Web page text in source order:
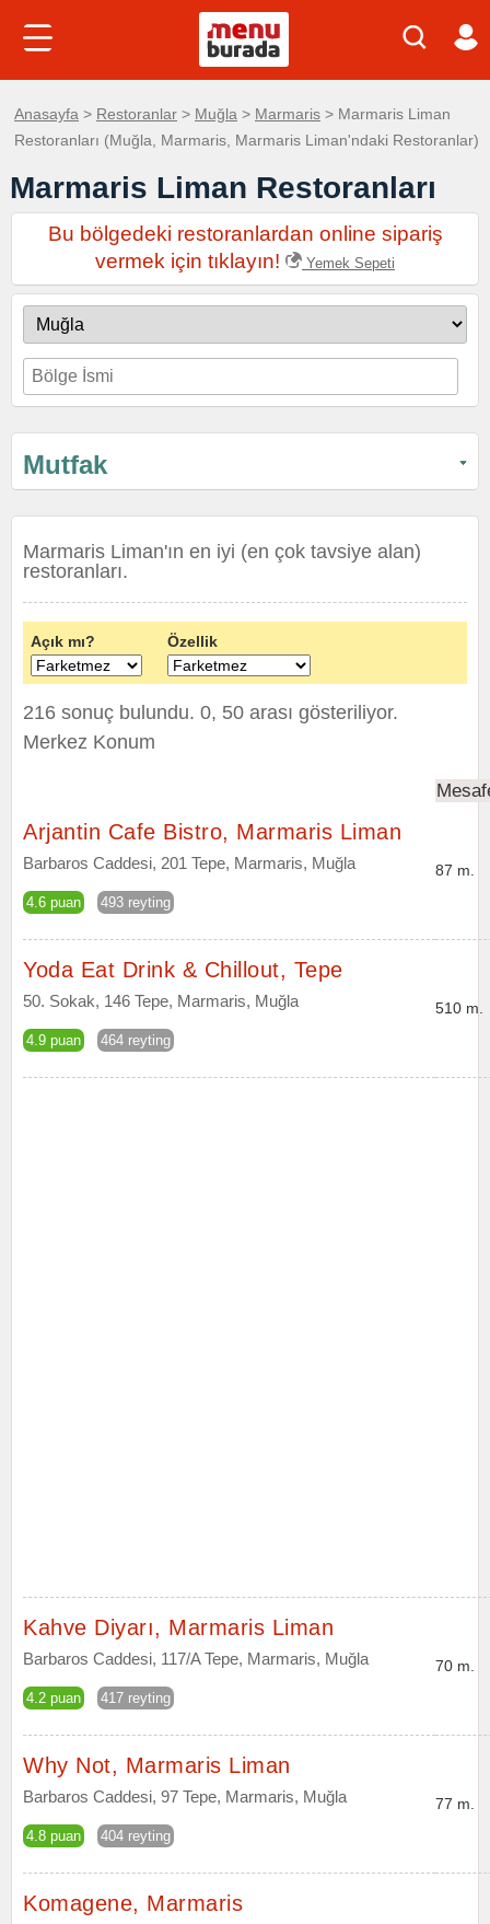
Anasayfa > Restoranlar > Muğla > Marmaris > Marmaris Liman
Restoranları (Muğla, Marmaris, Marmaris Liman'ndaki Restoranlar)
Marmaris Liman Restoranları
Bu bölgedeki restoranlardan online sipariş
vermek için tıklayın!
Yemek Sepeti
Mutfak
Marmaris Liman'ın en iyi (en çok tavsiye alan)
restoranları.
Açık mı? Özellik
216 sonuç bulundu. 0, 50 arası gösteriliyor.
Merkez Konum
Arjantin Cafe Bistro, Marmaris Liman
Barbaros Caddesi, 201 Tepe, Marmaris, Muğla
4.6 puan 493 reyting
87 m.
Yoda Eat Drink & Chillout, Tepe
50. Sokak, 146 Tepe, Marmaris, Muğla
4.9 puan 464 reyting
510 m.
Kahve Diyarı, Marmaris Liman
Barbaros Caddesi, 117/A Tepe, Marmaris, Muğla
4.2 puan 417 reyting
70 m.
Why Not, Marmaris Liman
Barbaros Caddesi, 97 Tepe, Marmaris, Muğla
4.8 puan 404 reyting
77 m.
Komagene, Marmaris